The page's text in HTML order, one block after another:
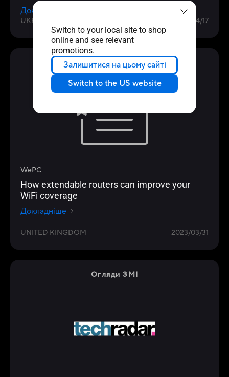
Switch to your local site to shop
online and see relevant
promotions.
Залишитися на цьому сайті
Switch to the US website
частот в диапазонах от 1 до 7 ГГц по мере
их появления. За счёт упомянутого MU-
MIMO были внедрены ещё несколько
технологий, которые повысили не столько
скорость передачи данных, сколько
стабильность сигнала.
Докладніше
UKRAINE 2020/04/17
Огляди ЗМІ
WePC
How extendable routers can improve your
WiFi coverage
Докладніше
UNITED KINGDOM 2023/03/31
Огляди ЗМІ